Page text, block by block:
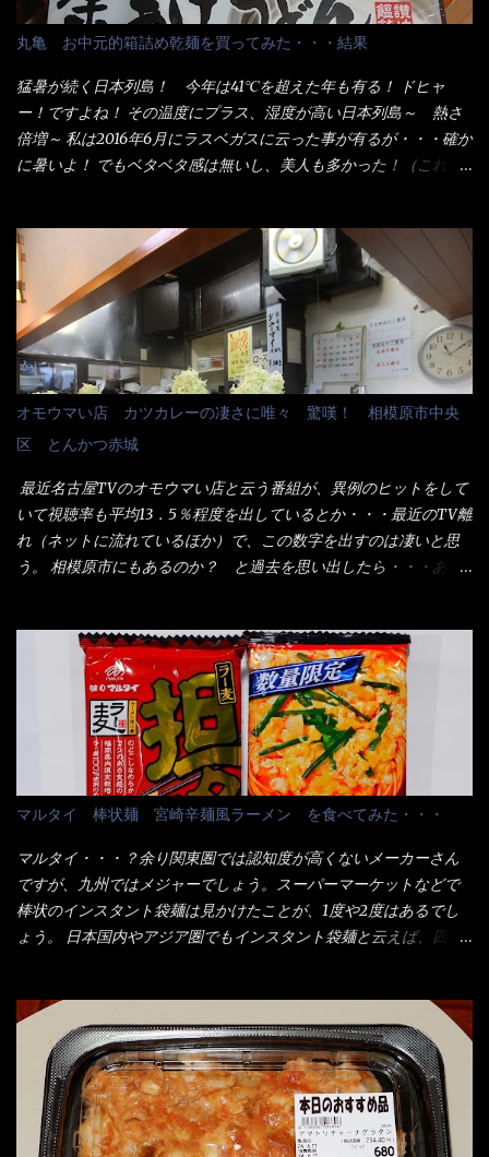
配慮でもある。 11:20 店内に入り・・・『釜揚げうどん得を湯ナ
シで！』と注文したら、近場にいたオッサン店員はキョトンとし
た顔『湯なし？』（これだ全く理解していないな） すると茹で方
の若い女性店員が『いい！いい！！』とオッサンを向こうへやっ
た。 でサッサと、木桶を用意してうどんだけ入れて出して来まし
た。 な～るほど、この事か・・・ で今日の2021年後半1回目のサ
＞サイズを食べられるか？である。 前回も、大しか食べていない
からね、得がどれくらいの満腹度になるのか？ この得サイズの木
桶は、銭湯で使う洗い桶サイズだなぁ～ この木桶サイズに、満々
と湯が注がれていたら食べ進むうちに、麺が伸びてしまうだろ
う。 これなら茹で上がった直後のままで、食べ進められるじゃな
いか！ 別皿で、葱と天かすを満タンに用意して、山葵も2つ。 そ
れに湯が無い利点として、汁が薄まらない！ これだよ、こ
れ！！ 湯があると、うどんと共に汁の方へ湯までも入ってしま
う。つまりラーメンの麺にスープが絡む現象ですな。 結局、伸び
しました。 腹イッパイだけど、得サイズは全てお腹の中へ収まっ
たし満足達成度100％ 苦しいと云う事も無いな！ まだ鶏天1個位
は入りそうだね。 と云う事で、今回＜釜揚げうどんの湯無し＞を
試したら、確...
丸亀 お中元的箱詰め乾麺を買ってみた・・・結果
猛暑が続く日本列島！ 今年は41℃を超えた年も有る！ ドヒャ
ー！ですよね！ その温度にプラス、湿度が高い日本列島～ 熱さ
倍増～ 私は2016年6月にラスベガスに云った事が有るが・・・確か
に暑いよ！ でもベタベタ感は無いし、美人も多かった！（これは
中元は、丁度お盆の夏場に日頃お世話になっている方への＜ご挨
拶＞としての贈り物の習慣です。 今では、大分廃れてしまってい
るかと・・・小生もお中元やお歳暮など送った事は無い！（キッ
パリ） まぁ～この慣習が残っているのは、官公庁や超大手企業戦
士（昇進目的）などの世界でしょう。 要は、ゴマスリ・・・てな
感じかな。 丸亀製麺と云えば、大阪誕生→全国区（北海道と沖縄
は？）へ広がった、讃岐饂飩チェーン店大手といっても過言では
無いでしょう。 各店舗で、毎日饂飩を打っているので饂飩好きの
方には店舗に寄って違う！と云う人も居るらしい・・ そんな大手
讃岐饂飩チェーン店と関係があるのか？ 箱詰め乾麺！ このパッ
ケージからすれば、間違いなく贈答用目的でしょう。 そんな贈答
用箱詰め饂飩・・・またもやメガドンキで発見し購入！ 中身は、
この様な状態です。 乾麺の束が6束／一パックになっており、それ
1280円と云った感じです。 で私は幾らで、メガドンキでゲットし
たかって？ それは非常に言いづらい・・・色々と各方面へ忖度し
て、激安だったとだけ申し上げましょう。 早速1袋を大釜で茹で～
ハイ、約15分ほど茹で上げた状態です。 当家には、高齢者がいる
ので少し柔らかく・・・ 茹で上がった饂飩は、お店の饂飩に比べ
＜細い＞です。 どちらかと云えば、稲庭饂飩的な太さですね。 さ
てこれを、どの様に食べるか？ 長葱無かったので、玉葱を刻んで
八王子ラーメン風月見つけうどん！ 冷やし釜あげうどん～です。
汁つゆと長葱に山葵です。 これでツルツル～と頂きました。 良い
じゃないか～...
オモウマい店 カツカレーの凄さに唯々 驚嘆！ 相模原市中央
区 とんかつ赤城
最近名古屋TVのオモウマい店と云う番組が、異例のヒットをして
いて視聴率も平均13．5％程度を出しているとか・・・最近のTV離
れ（ネットに流れているほか）で、この数字を出すのは凄いと思
う。 相模原市にもあるのか？ と過去を思い出したら・・・あっ
当している。 まずはこれを見て欲しい！ カウンターに置かれた＜
お皿＞である。 直ぐに気づいたでしょう！ 何かキャベツが山じ
ゃないか！？ ハイ、山です。 これが標準なのです。 普通のとん
かつ屋のキャベツと比べたら、10人前ほどあるか？ 値段的には、
メイン（主流は1,000超）＋定食セット350円程と値段的には、そ
れ程では安い訳でも無いが、客足が絶えない人気店である。 そん
なメニューのなかで、リーズナブルで頂ける＜映え＞るメニュー
が＜カツカレー＞だ！ これです。 当時1,000円税込だった
が・・・今も変わらないと思うけど・・・ これが出てくると、カ
ウンター中からOH～と声が飛ぶ！ 写真は、キャベツ少なめでお願
いしています。 皿のサイズは、直径30cmほどあります。 そこに
ドカ盛のキャベツと御飯にカレーがかかっています。 カレーは辛
ンとした厚さのあるトンカツです。 それも揚げたての熱々です。
これを難なく完食出来なければ、漢では無い！と云っても過言で
はないだろう。 この他も、兎に角ボリューム満点で＜薄カツ＞と
呼ばれるメニューは、トンカツが2枚重ねて出てくるだ！ 1枚が薄
いから、2枚乗せにしたらしいけど・・・
マルタイ 棒状麺 宮崎辛麺風ラーメン を食べてみた・・・
マルタイ・・・？余り関東圏では認知度が高くないメーカーさん
ですが、九州ではメジャーでしょう。スーパーマーケットなどで
棒状のインスタント袋麺は見かけたことが、1度や2度はあるでし
ょう。 日本国内やアジア圏でもインスタント袋麺と云えば、四角
イ棒状ラーメンを、OKストアで見かけ思わず手に取って買い物篭
へ 坦々まぜそばと＜数量限定＞宮崎辛麺風ラーメン オーッといき
なり私の胃袋をグサッと・・・・ 棒状インスタントラーメンの
デビューが決まりました。 か・ら・め・ん・辛麺！ 宮崎辛麺は
チャルメラや日清からも出されている、辛口のラーメンじゃ
ん！！ 酸っぱくしたら、酸辣湯麺？なんてね。 よし今日のサラ